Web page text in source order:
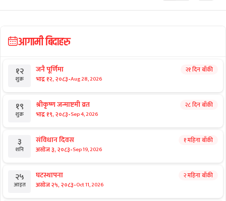
आगामी बिदाहरु
१२
शुक्र
जनै पूर्णिमा
भाद्र १२, २०८३-Aug 28, 2026
२१ दिन बाँकी
१९
शुक्र
श्रीकृष्ण जन्माष्टमी व्रत
भाद्र १९, २०८३-Sep 4, 2026
२८ दिन बाँकी
३
शनि
संविधान दिवस
असोज ३, २०८३-Sep 19, 2026
१ महिना बाँकी
२५
आइत
घटस्थापना
असोज २५, २०८३-Oct 11, 2026
२ महिना बाँकी